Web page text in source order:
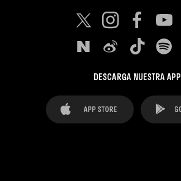
DESCARGA NUESTRA APP